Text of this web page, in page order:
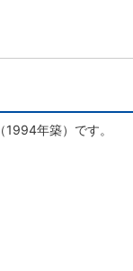
年築）です。